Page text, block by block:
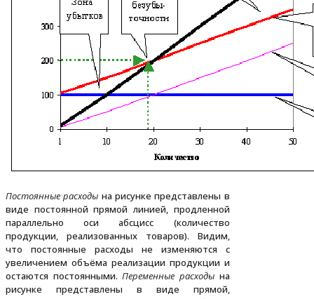
Постоянные расходы на рисунке представлены в
виде постоянной прямой линией, продленной
параллельно оси абсцисс (количество
продукции, реализованных товаров). Видим,
что постоянные расходы не изменяются с
увеличением объёма реализации продукции и
остаются постоянными.Переменные расходы на
рисунке представлены в виде прямой,